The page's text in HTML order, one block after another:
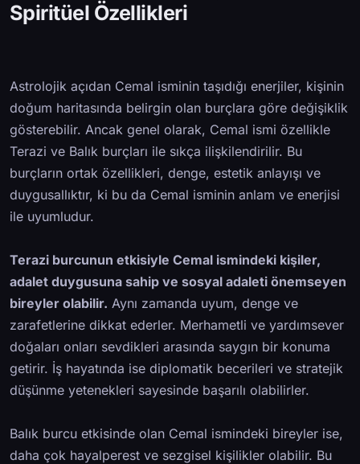
Spiritüel Özellikleri
Astrolojik açıdan Cemal isminin taşıdığı enerjiler, kişinin
doğum haritasında belirgin olan burçlara göre değişiklik
gösterebilir. Ancak genel olarak, Cemal ismi özellikle
Terazi ve Balık burçları ile sıkça ilişkilendirilir. Bu
burçların ortak özellikleri, denge, estetik anlayışı ve
duygusallıktır, ki bu da Cemal isminin anlam ve enerjisi
ile uyumludur.
Terazi burcunun etkisiyle Cemal ismindeki kişiler,
adalet duygusuna sahip ve sosyal adaleti önemseyen
bireyler olabilir. Aynı zamanda uyum, denge ve
zarafetlerine dikkat ederler. Merhametli ve yardımsever
doğaları onları sevdikleri arasında saygın bir konuma
getirir. İş hayatında ise diplomatik becerileri ve stratejik
düşünme yetenekleri sayesinde başarılı olabilirler.
Balık burcu etkisinde olan Cemal ismindeki bireyler ise,
daha çok hayalperest ve sezgisel kişilikler olabilir. Bu